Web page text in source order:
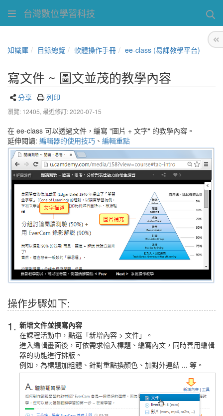
台灣數位學習科技
知識庫 目錄總覽 軟體操作手冊 ee-class (易課教學平台)
寫文件 ~ 圖文並茂的教學內容
分享 列印
瀏覽: 12405, 最近修訂: 2020-07-15
在 ee-class 可以透過文件，編寫 "圖片 + 文字" 的教學內容。
延伸閱讀: 編輯器的使用技巧 、 編輯重點
操作步驟如下:
1. 新增文件並撰寫內容
在課程活動中，點選「新增內容 > 文件」。
進入編輯畫面後，可依需求輸入標題、編寫內文，同時善用編輯
器的功能進行排版。
例如，為標題加粗體、針對重點換顏色、加對外連結 ... 等。